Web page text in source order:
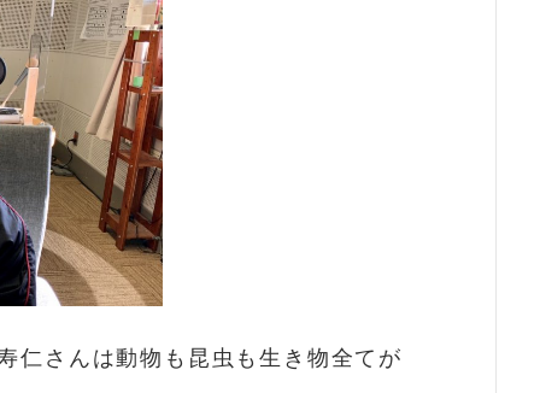
仁さんは動物も昆虫も生き物全てが